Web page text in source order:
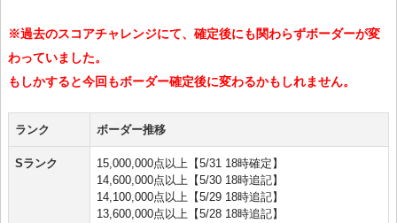
※過去のスコアチャレンジにて、確定後にも関わらずボーダーが変
わっていました。
もしかすると今回もボーダー確定後に変わるかもしれません。
ランク ボーダー推移
Sランク
15,000,000点以上【5/31 18時確定】
14,600,000点以上【5/30 18時追記】
14,100,000点以上【5/29 18時追記】
13,600,000点以上【5/28 18時追記】